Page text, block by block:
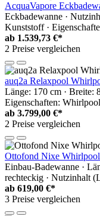
AcquaVapore
Eckbadewanne ·
Kunststoff ·
ab 1.539,73 €*
2 Preise vergleichen
auq2a Relaxpool
Länge: 170 cm · Breite:
Eigenschaften: Whirlpool
ab 3.799,00 €*
2 Preise vergleichen
Ottofond Nixe
Einbau-Badewanne ·
rechteckig · Nutzinhalt
ab 619,00 €*
3 Preise vergleichen